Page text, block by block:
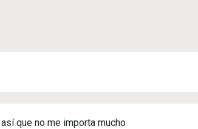
que no me importa mucho